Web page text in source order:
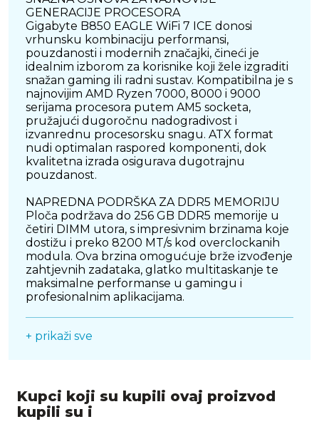
GENERACIJE PROCESORA
Gigabyte B850 EAGLE WiFi 7 ICE donosi
vrhunsku kombinaciju performansi,
pouzdanosti i modernih značajki, čineći je
idealnim izborom za korisnike koji žele izgraditi
snažan gaming ili radni sustav. Kompatibilna je s
najnovijim AMD Ryzen 7000, 8000 i 9000
serijama procesora putem AM5 socketa,
pružajući dugoročnu nadogradivost i
izvanrednu procesorsku snagu. ATX format
nudi optimalan raspored komponenti, dok
kvalitetna izrada osigurava dugotrajnu
pouzdanost.
NAPREDNA PODRŠKA ZA DDR5 MEMORIJU
Ploča podržava do 256 GB DDR5 memorije u
četiri DIMM utora, s impresivnim brzinama koje
dostižu i preko 8200 MT/s kod overclockanih
modula. Ova brzina omogućuje brže izvođenje
zahtjevnih zadataka, glatko multitaskanje te
maksimalne performanse u gamingu i
profesionalnim aplikacijama.
Uz jedan PCIe 5.0 M.2 utor i dva PCIe 4.0 M.2
podataka. Četiri SATA priključka pružaju
dodatne mogućnosti pohrane, a podrška za
RAID konfiguracije omogućuje optimalan
+ prikaži sve
Kupci koji su kupili ovaj proizvod
kupili su i